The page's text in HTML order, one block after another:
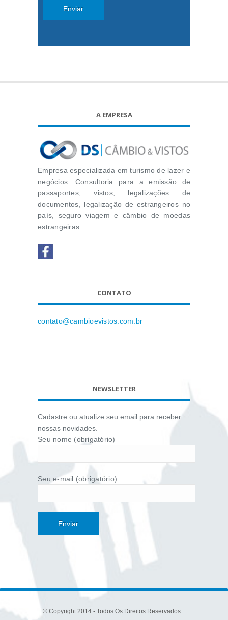
A EMPRESA
Empresa especializada em turismo de lazer e
negócios. Consultoria para a emissão de
passaportes, vistos, legalizações de
documentos, legalização de estrangeiros no
país, seguro viagem e câmbio de moedas
estrangeiras.
CONTATO
contato@cambioevistos.com.br
NEWSLETTER
Cadastre ou atualize seu email para receber
nossas novidades.
Seu nome (obrigatório)
Seu e-mail (obrigatório)
© Copyright 2014 - Todos Os Direitos Reservados.